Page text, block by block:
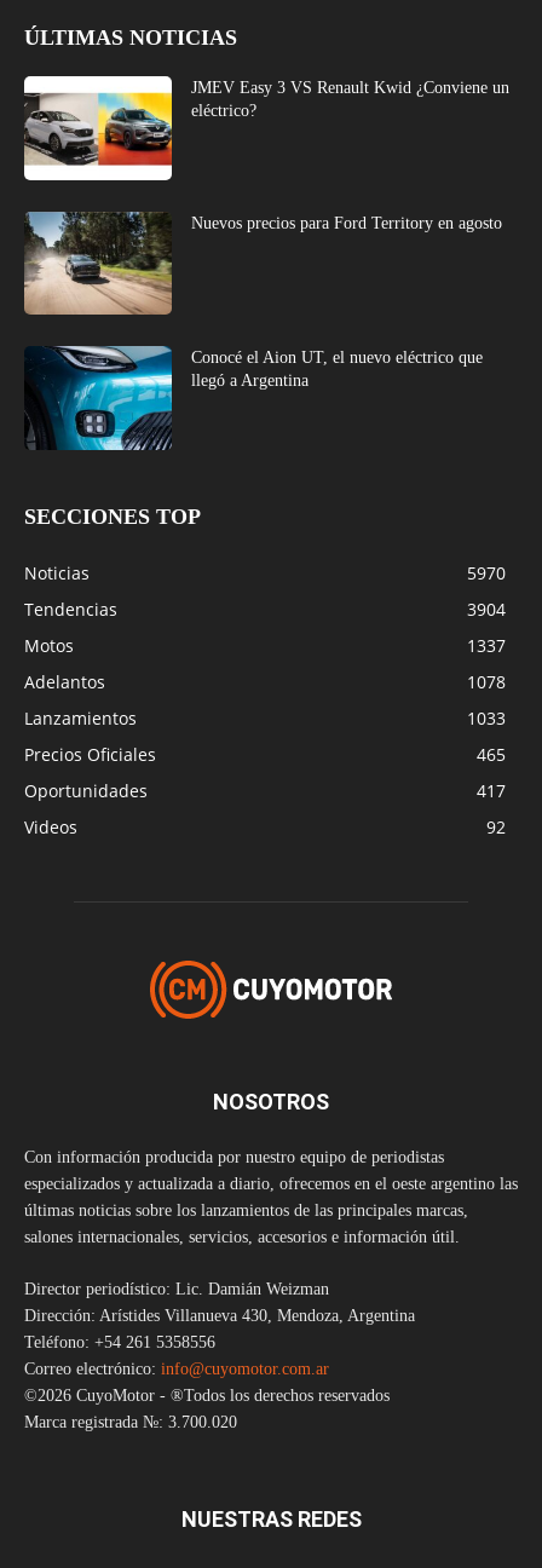
ÚLTIMAS NOTICIAS
JMEV Easy 3 VS Renault Kwid ¿Conviene un
eléctrico?
Nuevos precios para Ford Territory en agosto
Conocé el Aion UT, el nuevo eléctrico que
llegó a Argentina
SECCIONES TOP
Noticias
5970
Tendencias
3904
Motos
1337
Adelantos
1078
Lanzamientos
1033
Precios Oficiales
465
Oportunidades
417
Videos
92
NOSOTROS
Con información producida por nuestro equipo de periodistas
especializados y actualizada a diario, ofrecemos en el oeste argentino las
últimas noticias sobre los lanzamientos de las principales marcas,
salones internacionales, servicios, accesorios e información útil.
Director periodístico: Lic. Damián Weizman
Dirección: Arístides Villanueva 430, Mendoza, Argentina
Teléfono: +54 261 5358556
Correo electrónico: info@cuyomotor.com.ar
©2026 CuyoMotor - ®Todos los derechos reservados
Marca registrada №: 3.700.020
NUESTRAS REDES